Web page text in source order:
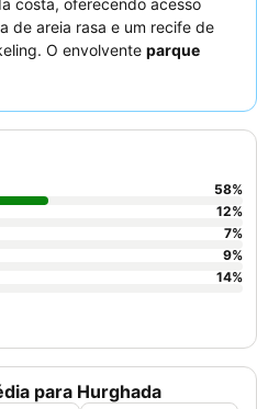
costa, oferecendo acesso
de areia rasa e um recife de
O envolvente parque
as idades. Os hóspedes
incluem as omeletes frescas ao
noturnos
Para a melhor
com
vista para o mar ou para
para Hurghada
58%
12%
7%
9%
14%